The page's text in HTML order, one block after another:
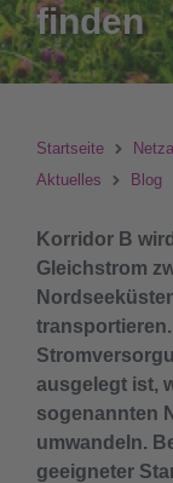
finden
Startseite
Aktuelles
Blog
Korridor B
Gleichstrom
ausgelegt ist,
sogenannten
umwandeln.
geeigneter